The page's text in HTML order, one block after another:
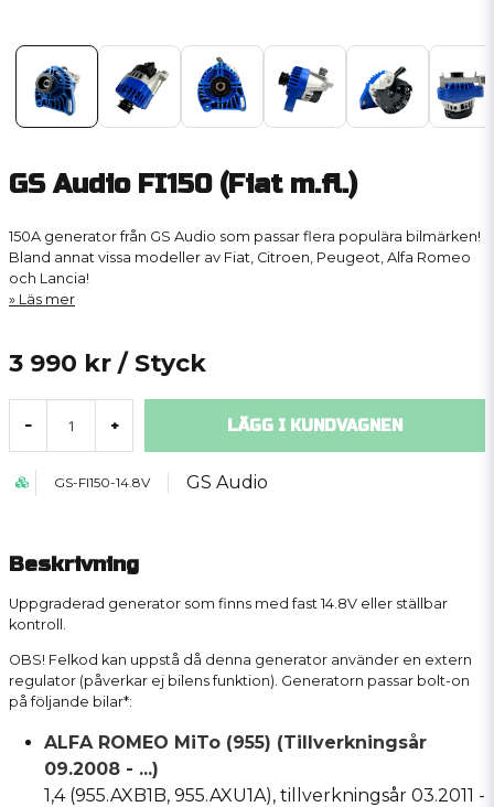
GS Audio FI150 (Fiat m.fl.)
150A generator från GS Audio som passar flera populära bilmärken!
Bland annat vissa modeller av Fiat, Citroen, Peugeot, Alfa Romeo
och Lancia!
Läs mer
3 990 kr / Styck
- + LÄGG I KUNDVAGNEN
GS-FI150-14.8V GS Audio
Beskrivning
Uppgraderad generator som finns med fast 14.8V eller ställbar
kontroll.
OBS! Felkod kan uppstå då denna generator använder en extern
regulator (påverkar ej bilens funktion). Generatorn passar bolt-on
på följande bilar*:
ALFA ROMEO MiTo (955) (Tillverkningsår
09.2008 - ...)
1,4 (955.AXB1B, 955.AXU1A), tillverkningsår 03.2011 -